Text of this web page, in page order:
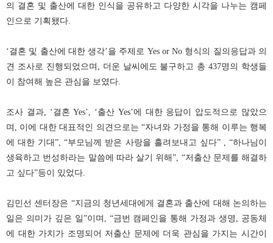
의 결혼 및 출산에 대한 인식을 공유하고 다양한 시각을 나누는 캠페
인으로 기획됐다.
‘결혼 및 출산에 대한 생각’을 주제로 Yes or No 형식의 질의응답과 의
견 조사로 진행되었으며, 더운 날씨에도 불구하고 총 437명의 학생들
이 참여해 높은 관심을 보였다.
조사 결과, ‘결혼 Yes’, ‘출산 Yes’에 대한 응답이 압도적으로 많았으
며, 이에 대한 대표적인 의견으로는 “자녀와 가정을 통해 이루는 행복
에 대한 기대”, “부모님께 받은 사랑을 흘려보내고 싶다” , “하나님이
생육하고 번성하라는 말씀에 따라 살기 위해”, “저출산 문제를 해결하
고 싶다”등이 있었다.
김민선 센터장은 “지금의 청년세대에게 결혼과 출산에 대해 논의하는
일은 의미가 깊은 일”이며, “금번 캠페인을 통해 가정과 생명, 공동체
에 대한 가치가 조명되어 저출산 문제에 더욱 관심을 가지는 시간이